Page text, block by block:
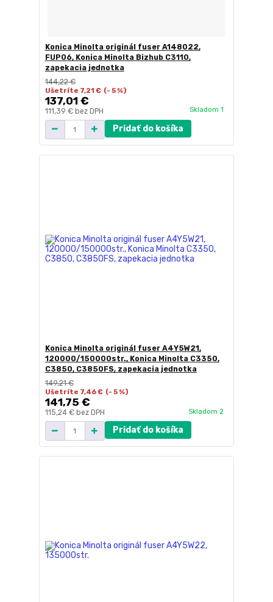
Konica Minolta originál fuser A148022,
FUP06, Konica Minolta Bizhub C3110,
zapekacia jednotka
144,22 €
Ušetríte 7,21 € (- 5 %)
137,01 €
111,39 € bez DPH Skladom 1
Pridať do košíka
Konica Minolta originál fuser A4Y5W21,
120000/150000str., Konica Minolta C3350,
C3850, C3850FS, zapekacia jednotka
149,21 €
Ušetríte 7,46 € (- 5 %)
141,75 €
115,24 € bez DPH Skladom 2
Pridať do košíka